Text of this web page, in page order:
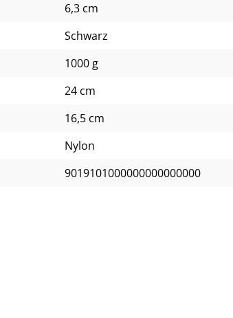
6,3 cm
Schwarz
1000 g
24 cm
16,5 cm
Nylon
9019101000000000000000